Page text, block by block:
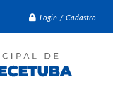
Login / Cadastro